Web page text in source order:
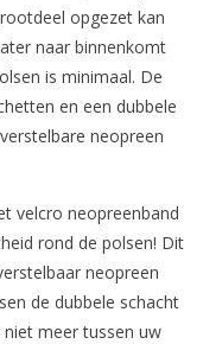
opgezet kan
naar binnenkomt
is minimaal. De
en een dubbele
neopreen
velcro neopreenband
rond de polsen! Dit
neopreen
de dubbele schacht
meer tussen uw